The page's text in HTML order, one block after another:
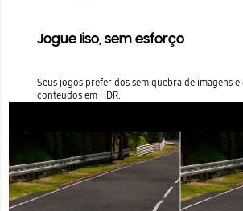
Jogue liso, sem esforço
Seus jogos preferidos sem quebra de imagens
conteúdos em HDR.